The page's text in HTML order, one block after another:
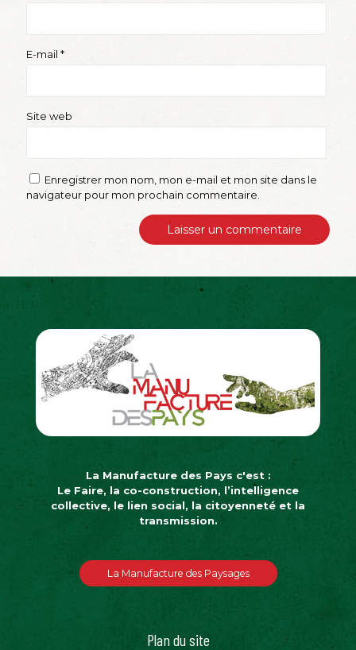
E-mail *
Site web
Enregistrer mon nom, mon e-mail et mon site dans le
navigateur pour mon prochain commentaire.
La Manufacture des Pays c'est :
Le Faire, la co-construction, l’intelligence
collective, le lien social, la citoyenneté et la
transmission.
La Manufacture des Paysages
Plan du site